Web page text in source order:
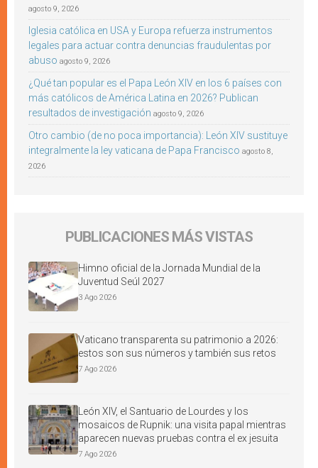
agosto 9, 2026
Iglesia católica en USA y Europa refuerza instrumentos
legales para actuar contra denuncias fraudulentas por
abuso agosto 9, 2026
¿Qué tan popular es el Papa León XIV en los 6 países con
más católicos de América Latina en 2026? Publican
resultados de investigación agosto 9, 2026
Otro cambio (de no poca importancia): León XIV sustituye
integralmente la ley vaticana de Papa Francisco agosto 8,
2026
PUBLICACIONES MÁS VISTAS
Himno oficial de la Jornada Mundial de la
Juventud Seúl 2027
3 Ago 2026
Vaticano transparenta su patrimonio a 2026:
estos son sus números y también sus retos
7 Ago 2026
León XIV, el Santuario de Lourdes y los
mosaicos de Rupnik: una visita papal mientras
aparecen nuevas pruebas contra el ex jesuita
7 Ago 2026